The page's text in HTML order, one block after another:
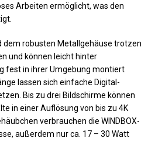
Arbeiten ermöglicht, was den
dem robusten Metallgehäuse trotzen
und können leicht hinter
fest in ihrer Umgebung montiert
lassen sich einfache Digital-
Bis zu drei Bildschirme können
in einer Auflösung von bis zu 4K
verbrauchen die WINDBOX-
außerdem nur ca. 17 – 30 Watt